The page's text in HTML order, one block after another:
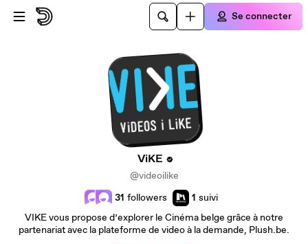
Passer au contenu principal
Se connecter
ViKE
@videoilike
31 followers 1 suivi
VIKE vous propose d’explorer le Cinéma belge grâce à notre
partenariat avec la plateforme de video à la demande, Plush.be.